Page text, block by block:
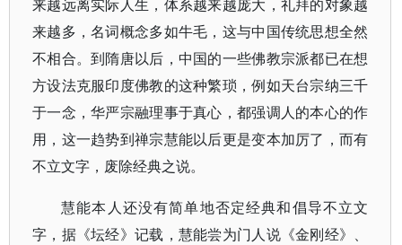
来越远离实际人生，体系越来越庞大，礼拜的对象越
来越多，名词概念多如牛毛，这与中国传统思想全然
不相合。到隋唐以后，中国的一些佛教宗派都已在想
方设法克服印度佛教的这种繁琐，例如天台宗纳三千
于一念，华严宗融理事于真心，都强调人的本心的作
用，这一趋势到禅宗慧能以后更是变本加厉了，而有
不立文字，废除经典之说。
慧能本人还没有简单地否定经典和倡导不立文
字，据《坛经》记载，慧能尝为门人说《金刚经》、